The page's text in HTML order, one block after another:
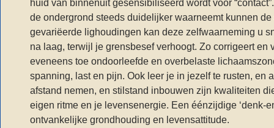
huid van binnenuit gesensibiliseerd wordt voor
de ondergrond steeds duidelijker waarneemt kunnen
gevariëerde lighoudingen kan deze zelfwaarneming u
na laag, terwijl je grensbesef verhoogt. Zo corrigeert
eveneens toe ondoorleefde en overbelaste
spanning, last en pijn. Ook leer je in jezelf te rusten, en
afstand nemen, en stilstand inbouwen zijn kwaliteiten
eigen ritme en je levensenergie. Een éénzijdige ‘denk-
ontvankelijke grondhouding en levensattitude.